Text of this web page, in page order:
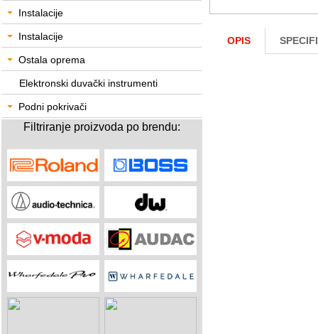
Instalacije
Instalacije
Ostala oprema
Elektronski duvački instrumenti
Podni pokrivači
Filtriranje proizvoda po brendu:
OPIS